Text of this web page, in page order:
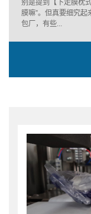
别是提到【下走膜枕
膜嘛”。但真要细究
包厂，有些...